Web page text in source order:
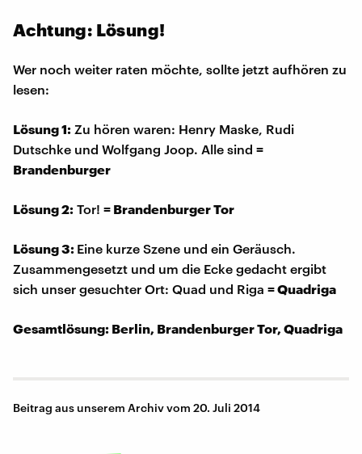
Achtung: Lösung!
Wer noch weiter raten möchte, sollte jetzt aufhören zu
lesen:
Lösung 1: Zu hören waren: Henry Maske, Rudi
Dutschke und Wolfgang Joop. Alle sind =
Brandenburger
Lösung 2: Tor! = Brandenburger Tor
Lösung 3: Eine kurze Szene und ein Geräusch.
Zusammengesetzt und um die Ecke gedacht ergibt
sich unser gesuchter Ort: Quad und Riga =Quadriga
Gesamtlösung: Berlin, Brandenburger Tor, Quadriga
Beitrag aus unserem Archiv vom 20. Juli 2014